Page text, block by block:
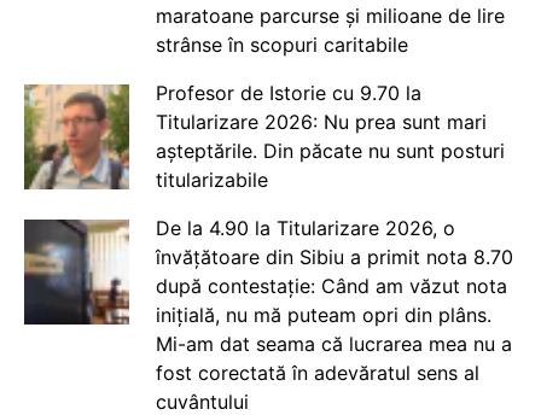
maratoane parcurse și milioane de lire
strânse în scopuri caritabile
Profesor de Istorie cu 9.70 la
Titularizare 2026: Nu prea sunt mari
așteptările. Din păcate nu sunt posturi
titularizabile
De la 4.90 la Titularizare 2026, o
învățătoare din Sibiu a primit nota 8.70
după contestație: Când am văzut nota
inițială, nu mă puteam opri din plâns.
Mi-am dat seama că lucrarea mea nu a
fost corectată în adevăratul sens al
cuvântului